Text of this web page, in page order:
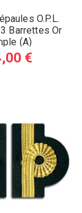
O.P.L.
Barrettes Or
(A)
€